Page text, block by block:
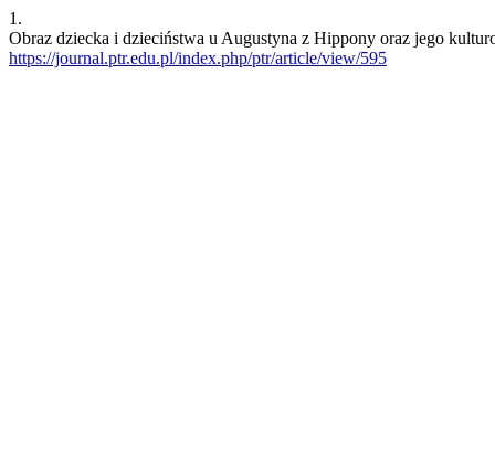
1.
Obraz dziecka i dzieciństwa u Augustyna z Hippony oraz jego
https://journal.ptr.edu.pl/index.php/ptr/article/view/595